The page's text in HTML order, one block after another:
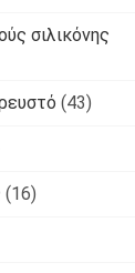
σιλικόνης
(43)
(16)